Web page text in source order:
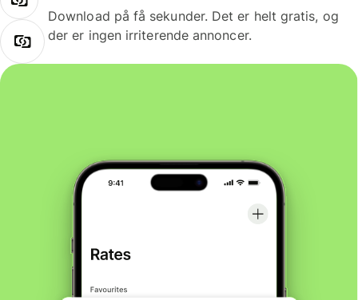
Download på få sekunder. Det er helt gratis, og
der er ingen irriterende annoncer.